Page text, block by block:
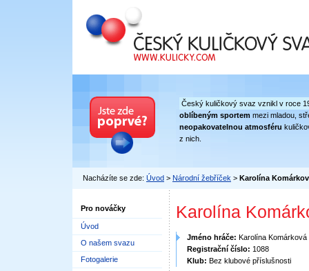
Český kuličkový svaz
Český kuličkový svaz vznikl v roce
oblíbeným sportem mezi mladou,
neopakovatelnou atmosféru
z nich.
Nacházíte se zde: Úvod > Národní žebříček > Karolína
Pro nováčky
Úvod
O našem svazu
Fotogalerie
Karolína
Jméno hráče: Karolína Komárková
Registrační číslo: 1088
Klub: Bez klubové příslušnosti